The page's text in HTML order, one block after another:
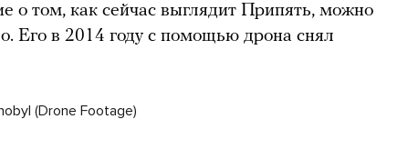
о том, как сейчас выглядит Припять, можно
Его в 2014 году с помощью дрона снял
(Drone Footage)